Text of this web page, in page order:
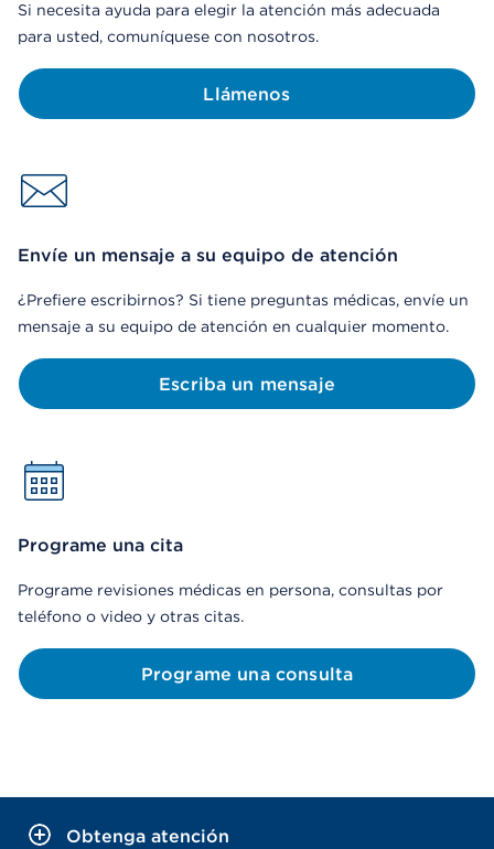
Si necesita ayuda para elegir la atención más adecuada
para usted, comuníquese con nosotros.
Llámenos
Envíe un mensaje a su equipo de atención
¿Prefiere escribirnos? Si tiene preguntas médicas, envíe un
mensaje a su equipo de atención en cualquier momento.
Escriba un mensaje
Programe una cita
Programe revisiones médicas en persona, consultas por
teléfono o video y otras citas.
Programe una consulta
Obtenga atención